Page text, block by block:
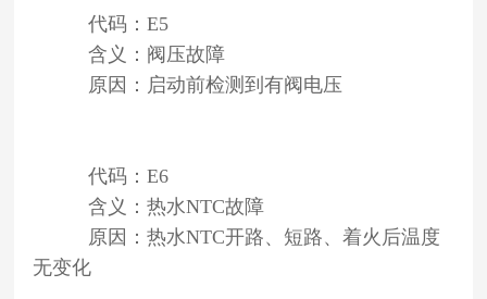
代码：E5
含义：阀压故障
原因：启动前检测到有阀电压
代码：E6
含义：热水NTC故障
原因：热水NTC开路、短路、着火后温度
无变化